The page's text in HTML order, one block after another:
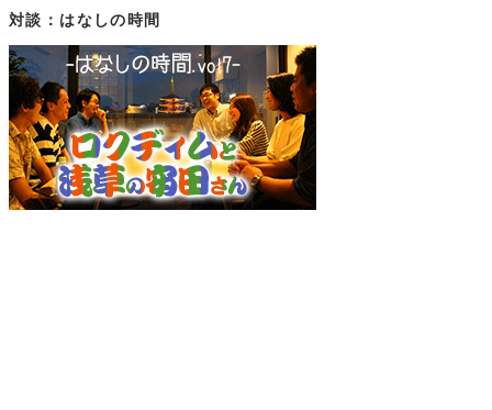
対談：はなしの時間